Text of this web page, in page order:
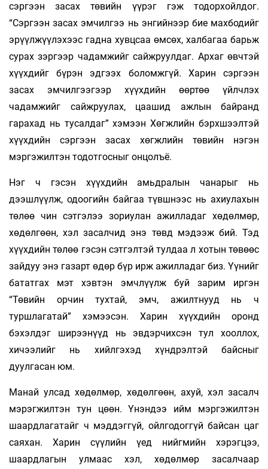
сэргээн засах төвийн үүрэг гэж тодорхойлдог.
“Сэргээн засах эмчилгээ нь энгийнээр бие махбодийг
эрүүлжүүлэхээс гадна хувцсаа өмсөх, халбагаа барьж
сурах зэргээр чадамжийг сайжруулдаг. Архаг өвчтэй
хүүхдийг бүрэн эдгээх боломжгүй. Харин сэргээн
засах эмчилгээгээр хүүхдийн өөртөө үйлчлэх
чадамжийг сайжруулах, цаашид ажлын байранд
гарахад нь тусалдаг” хэмээн Хөгжлийн бэрхшээлтэй
хүүхдийн сэргээн засах хөгжлийн төвийн нэгэн
мэргэжилтэн тодотгосныг онцолъё.
Нэг ч гэсэн хүүхдийн амьдралын чанарыг нь
дээшлүүлж, одоогийн байгаа түвшнээс нь ахиулахын
төлөө чин сэтгэлээ зориулан ажилладаг хөдөлмөр,
хөдөлгөөн, хэл засалчид энэ төвд мэдээж бий. Тэд
хүүхдийн төлөө гэсэн сэтгэлтэй тулдаа л хотын төвөөс
зайдуу энэ газарт өдөр бүр ирж ажилладаг биз. Үүнийг
бататгах мэт хэвтэн эмчлүүлж буй зарим иргэн
“Төвийн орчин тухтай, эмч, ажилтнууд нь ч
туршлагатай” хэмээсэн. Харин хүүхдийн оронд
бэхэлдэг ширээнүүд нь эвдэрчихсэн тул хооллох,
хичээлийг нь хийлгэхэд хүндрэлтэй байсныг
дуулгасан юм.
Манай улсад хөдөлмөр, хөдөлгөөн, ахуй, хэл засалч
мэрэгжилтэн тун цөөн. Үнэндээ ийм мэргэжилтэн
шаардлагатайг ч мэддэггүй, ойлгодоггүй байсан цаг
саяхан. Харин сүүлийн үед нийгмийн хэрэгцээ,
шаардлагын улмаас хэл, хөдөлмөр засалчаар